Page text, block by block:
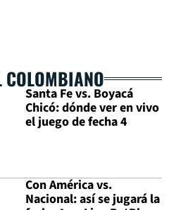
COLOMBIANO
Santa Fe vs. Boyacá
Chicó: dónde ver en vivo
el juego de fecha 4
Con América vs.
Nacional: así se jugará la